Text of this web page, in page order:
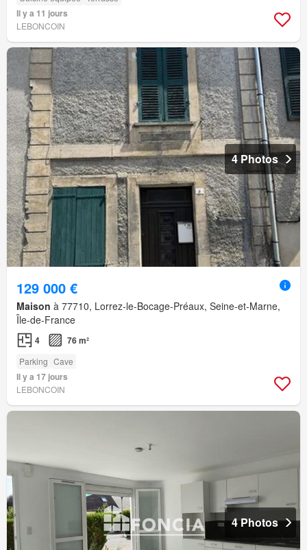
Il y a 11 jours
LEBONCOIN
4 Photos
129 000 €
Maison à 77710, Lorrez-le-Bocage-Préaux, Seine-et-Marne,
Île-de-France
4 76 m²
Parking Cave
Il y a 17 jours
LEBONCOIN
4 Photos